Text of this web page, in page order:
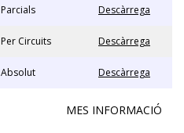
Parcials Descàrrega
Per Circuits Descàrrega
Absolut Descàrrega
MES INFORMACIÓ